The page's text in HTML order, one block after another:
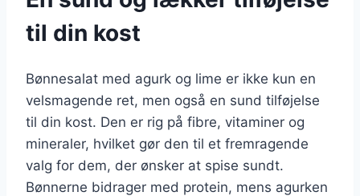
til din kost
Bønnesalat med agurk og lime er ikke kun en
velsmagende ret, men også en sund tilføjelse
til din kost. Den er rig på fibre, vitaminer og
mineraler, hvilket gør den til et fremragende
valg for dem, der ønsker at spise sundt.
Bønnerne bidrager med protein, mens agurken